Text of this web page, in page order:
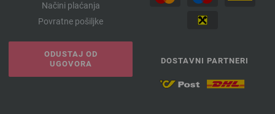
Načini plaćanja
Povratne pošiljke
ODUSTAJ OD
UGOVORA
DOSTAVNI PARTNERI